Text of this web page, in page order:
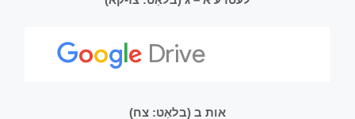
אות ב (בלאַט: צח)